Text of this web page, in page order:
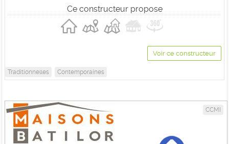
Ce constructeur propose
Voir ce constructeur
Traditionnelles Contemporaines
CCMI